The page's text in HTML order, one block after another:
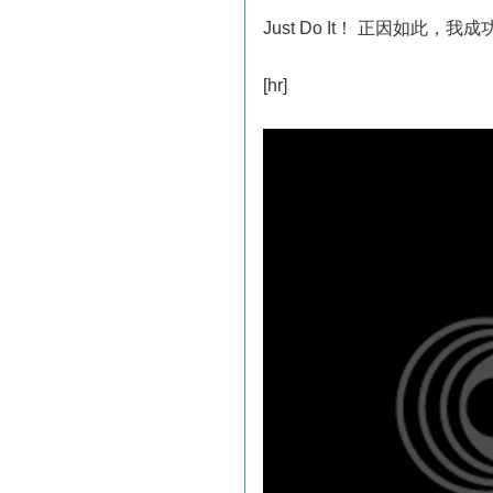
Just Do It！ 正因如此，我成
[hr]